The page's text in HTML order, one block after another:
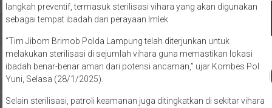
langkah preventif, termasuk sterilisasi vihara yang akan digunakan
sebagai tempat ibadah dan perayaan Imlek.
“Tim Jibom Brimob Polda Lampung telah diterjunkan untuk
melakukan sterilisasi di sejumlah vihara guna memastikan lokasi
ibadah benar-benar aman dari potensi ancaman,” ujar Kombes Pol
Yuni, Selasa (28/1/2025).
Selain sterilisasi, patroli keamanan juga ditingkatkan di sekitar vihara